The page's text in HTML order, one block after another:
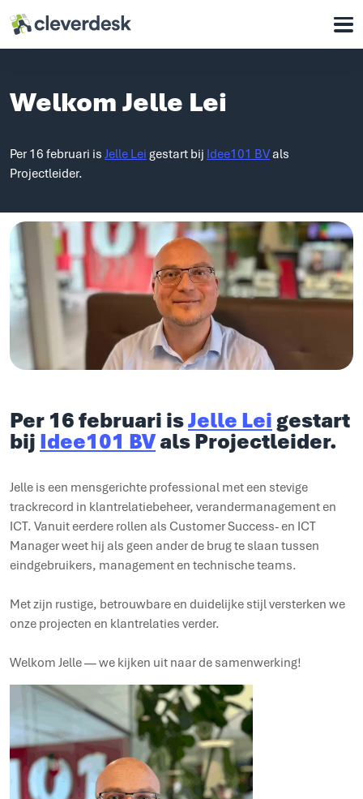
Cleverdesk ERP Software voor mens en materieel
Voor wie
Klantcases
Over ons
Werken bij
Contact
Welkom Jelle Lei
Per 16 februari is Jelle Lei gestart bij Idee101 BVals
Projectleider.
Per 16 februari isJelle Lei gestart
bij Idee101 BVals Projectleider.
Jelle is een mensgerichte professional met een stevige
trackrecord in klantrelatiebeheer, verandermanagement en
ICT. Vanuit eerdere rollen als Customer Success- en ICT
Manager weet hij als geen ander de brug te slaan tussen
eindgebruikers, management en technische teams.
Met zijn rustige, betrouwbare en duidelijke stijl versterken we
onze projecten en klantrelaties verder.
Welkom Jelle — we kijken uit naar de samenwerking!